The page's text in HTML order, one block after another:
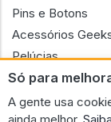
Só para
A gente usa
Pins e Botons
Acessórios
Pelúcias
Bonecas